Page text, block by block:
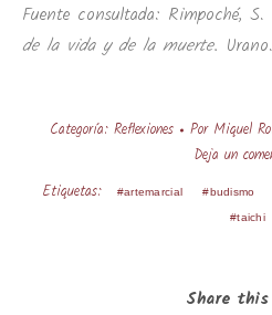
Fuente consultada: Rimpoché,
de la vida y de la muerte. Urano.
Categoría: Reflexiones Por Miquel
Deja un
Etiquetas:
#artemarcial #budismo
#taichi
Share